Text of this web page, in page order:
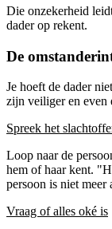
Die onzekerheid
dader op rekent.
De
Je hoeft de dader
zijn veiliger en even
Spreek het
Loop naar de
hem of haar kent.
persoon is niet meer
Vraag of alles oké is